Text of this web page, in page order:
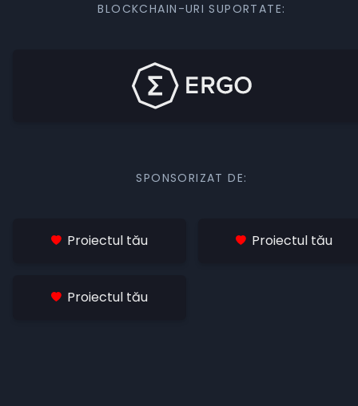
BLOCKCHAIN-URI SUPORTATE:
SPONSORIZAT DE:
Proiectul tău Proiectul tău
Proiectul tău